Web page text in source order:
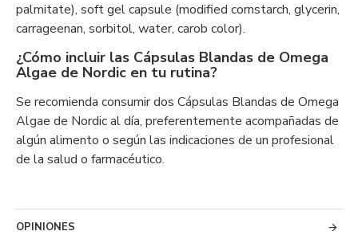
palmitate), soft gel capsule (modified cornstarch, glycerin,
carrageenan, sorbitol, water, carob color).
¿Cómo incluir las Cápsulas Blandas de Omega
Algae de Nordic en tu rutina?
Se recomienda consumir dos Cápsulas Blandas de Omega
Algae de Nordic al día, preferentemente acompañadas de
algún alimento o según las indicaciones de un profesional
de la salud o farmacéutico.
OPINIONES